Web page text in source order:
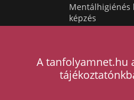
Mentálhigiénés
képzés
A tanfolyamnet.hu